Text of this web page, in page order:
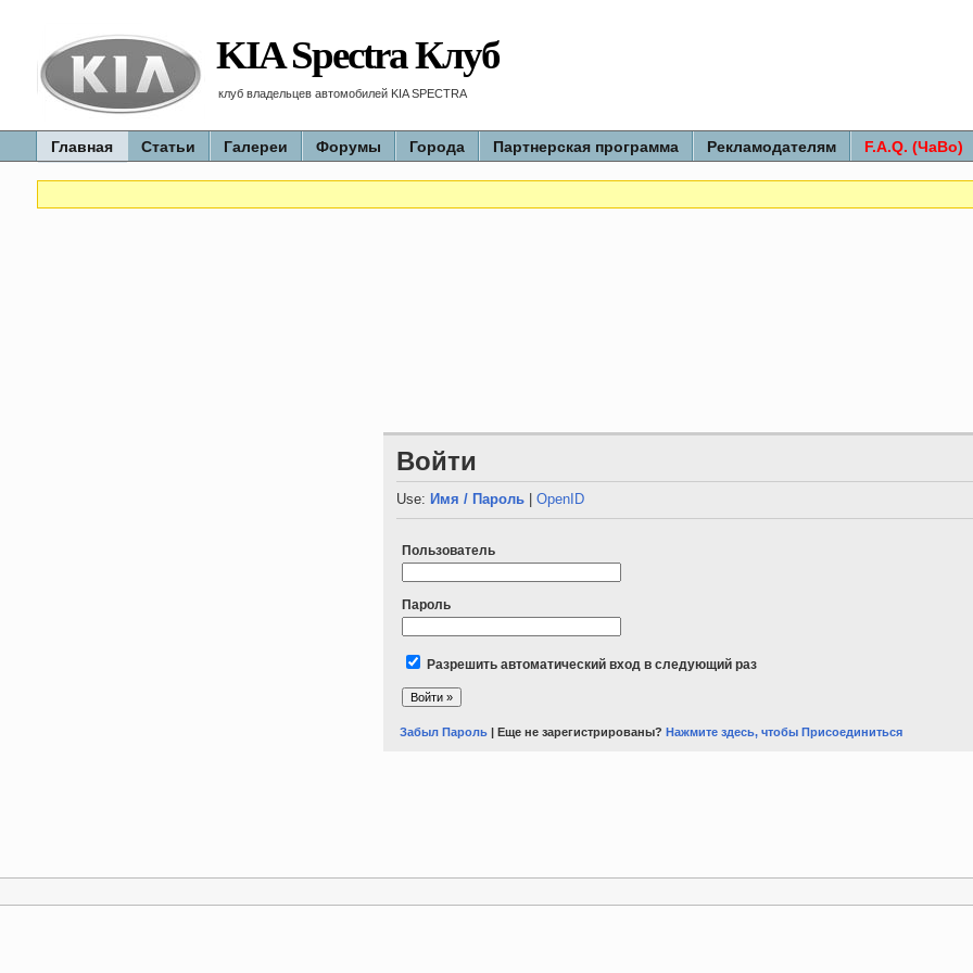
KIA Spectra Клуб
клуб владельцев автомобилей KIA SPECTRA
Главная Статьи Галереи Форумы Города Партнерская программа Рекламодателям F.A.Q. (ЧаВо)
Войти
Use: Имя / Пароль| OpenID
Пользователь
Пароль
Разрешить автоматический вход в следующий раз
Забыл Пароль| Еще не зарегистрированы? Нажмите здесь, чтобы Присоединиться